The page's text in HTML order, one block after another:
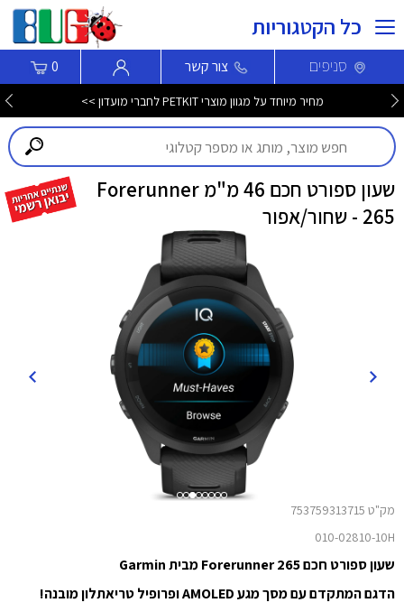
כל הקטגוריות
סניפים צור קשר 0
מחיר מיוחד על מגוון מוצרי PETKIT לחברי מועדון >>
שעון ספורט חכם 46 מ"מ Forerunner
265 - שחור/אפור
מק"ט 753759313715
010-02810-10H
שעון ספורט חכם Forerunner 265 מבית Garmin
הדגם המתקדם עם מסך מגע AMOLED ופרופיל טריאתלון מובנה!